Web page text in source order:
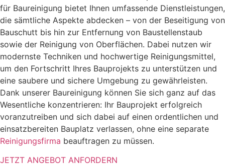
für Baureinigung bietet Ihnen umfassende Dienstleistungen,
die sämtliche Aspekte abdecken – von der Beseitigung von
Bauschutt bis hin zur Entfernung von Baustellenstaub
sowie der Reinigung von Oberflächen. Dabei nutzen wir
modernste Techniken und hochwertige Reinigungsmittel,
um den Fortschritt Ihres Bauprojekts zu unterstützen und
eine saubere und sichere Umgebung zu gewährleisten.
Dank unserer Baureinigung können Sie sich ganz auf das
Wesentliche konzentrieren: Ihr Bauprojekt erfolgreich
voranzutreiben und sich dabei auf einen ordentlichen und
einsatzbereiten Bauplatz verlassen, ohne eine separate
Reinigungsfirma beauftragen zu müssen.
JETZT ANGEBOT ANFORDERN